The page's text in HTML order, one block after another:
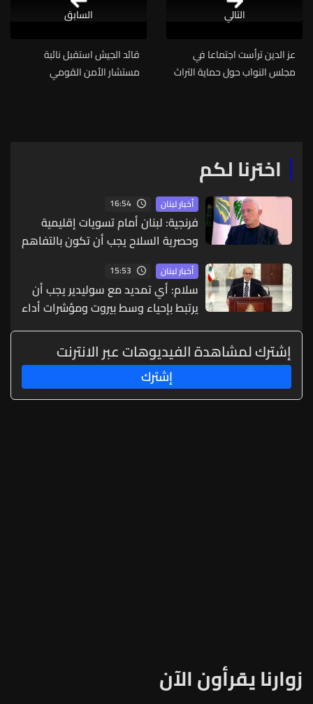
التالي
عز الدين ترأست اجتماعا في
مجلس النواب حول حماية التراث
قائد الجيش استقبل نائبة
مستشار الأمن القومي
السابق
اخترنا لكم
أخبار لبنان 16:54
فرنجية: لبنان أمام تسويات إقليمية
وحصرية السلاح يجب أن تكون بالتفاهم
والحوار
أخبار لبنان 15:53
سلام: أي تمديد مع سوليدير يجب أن
يرتبط بإحياء وسط بيروت ومؤشرات أداء
واضحة
إشترك لمشاهدة الفيديوهات عبر الانترنت
إشترك
زوارنا يقرأون الآن